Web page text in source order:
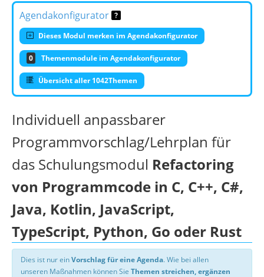
Agendakonfigurator
Dieses Modul merken im Agendakonfigurator
0 Themenmodule im Agendakonfigurator
Übersicht aller 1042Themen
Individuell anpassbarer
Programmvorschlag/Lehrplan für
das Schulungsmodul Refactoring
von Programmcode in C, C++, C#,
Java, Kotlin, JavaScript,
TypeScript, Python, Go oder Rust
Dies ist nur einVorschlag für eine Agenda. Wie bei allen
unseren Maßnahmen können Sie Themen streichen, ergänzen